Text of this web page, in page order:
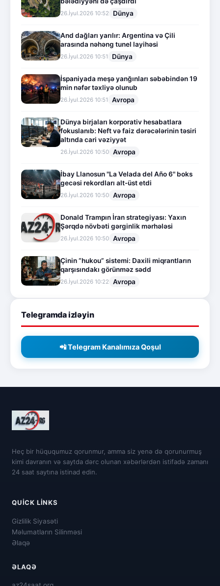
26.İyul.2026 10:52 Dünya
And dağları yarılır: Argentina və Çili
arasında nəhəng tunel layihəsi
26.İyul.2026 10:51 Dünya
İspaniyada meşə yanğınları səbəbindən 19
min nəfər təxliyə olunub
26.İyul.2026 10:51 Avropa
Dünya birjaları korporativ hesabatlara
fokuslanıb: Neft və faiz dərəcələrinin təsiri
altında cari vəziyyət
26.İyul.2026 10:50 Avropa
İbay Llanosun "La Velada del Año 6" boks
gecəsi rekordları alt-üst etdi
26.İyul.2026 10:50 Avropa
Donald Trampın İran strategiyası: Yaxın
Şərqdə növbəti gərginlik mərhələsi
26.İyul.2026 10:50 Avropa
Çinin “hukou” sistemi: Daxili miqrantların
qarşısındakı görünməz sədd
26.İyul.2026 10:22 Avropa
Telegramda izləyin
📲 Telegram Kanalımıza Qoşul
Heç bir hüququmuz qorunmur, amma siz yenə də qorunurmuş
kimi davranın və saytda dərc olunan xəbərlərdən istifadə zamanı
24 saat saytına istinad edin.
QUICK LINKS
Gizlilik Siyasəti
Məlumatların Silinməsi
Əlaqə
ƏLAQƏ